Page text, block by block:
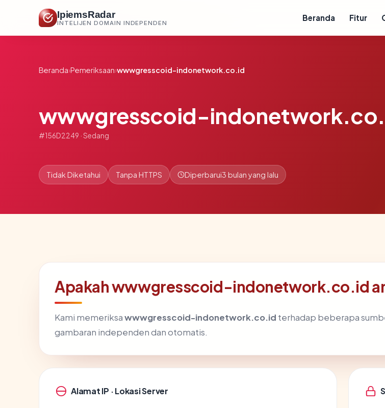
IpiemsRadar
INTELIJEN DOMAIN INDEPENDEN
Beranda Fitur
Beranda›Pemeriksaan›wwwgresscoid-indonetwork.co.id
wwwgresscoid-
#156D2249 · Sedang
Tidak Diketahui Tanpa HTTPS Diperbarui3 bulan yang lalu
Apakah wwwgresscoid-indonetwork.co.id
Kami memeriksawwwgresscoid-indonetwork.co.id terhadap beberapa
gambaran independen dan otomatis.
Alamat IP · Lokasi Server